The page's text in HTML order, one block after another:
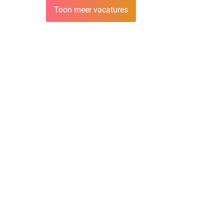
Toon meer vacatures